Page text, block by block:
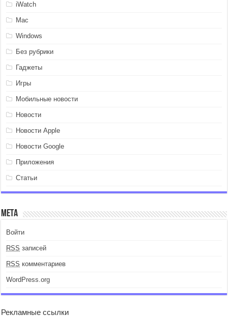
iWatch
Mac
Windows
Без рубрики
Гаджеты
Игры
Мобильные новости
Новости
Новости Apple
Новости Google
Приложения
Статьи
Мета
Войти
RSS записей
RSS комментариев
WordPress.org
Рекламные ссылки